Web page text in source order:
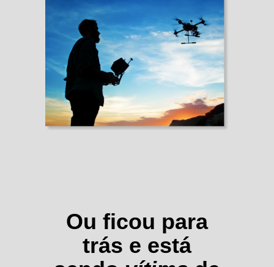
Ou ficou para
trás e está